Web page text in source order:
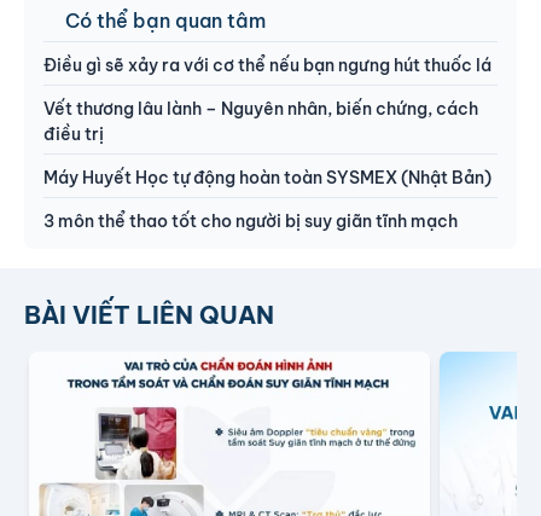
Có thể bạn quan tâm
Điều gì sẽ xảy ra với cơ thể nếu bạn ngưng hút thuốc lá
Vết thương lâu lành – Nguyên nhân, biến chứng, cách
điều trị
Máy Huyết Học tự động hoàn toàn SYSMEX (Nhật Bản)
3 môn thể thao tốt cho người bị suy giãn tĩnh mạch
BÀI VIẾT LIÊN QUAN